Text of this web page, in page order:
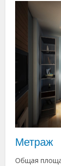
Метраж
Общая